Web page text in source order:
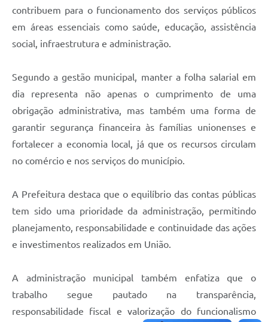
contribuem para o funcionamento dos serviços públicos
em áreas essenciais como saúde, educação, assistência
social, infraestrutura e administração.
Segundo a gestão municipal, manter a folha salarial em
dia representa não apenas o cumprimento de uma
obrigação administrativa, mas também uma forma de
garantir segurança financeira às famílias unionenses e
fortalecer a economia local, já que os recursos circulam
no comércio e nos serviços do município.
A Prefeitura destaca que o equilíbrio das contas públicas
tem sido uma prioridade da administração, permitindo
planejamento, responsabilidade e continuidade das ações
e investimentos realizados em União.
A administração municipal também enfatiza que o
trabalho segue pautado na transparência,
responsabilidade fiscal e valorização do funcionalismo